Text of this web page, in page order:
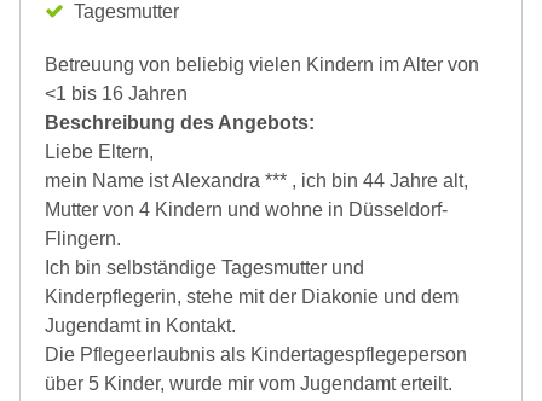
Tagesmutter
Betreuung von beliebig vielen Kindern im Alter von
<1 bis 16 Jahren
Beschreibung des Angebots:
Liebe Eltern,
mein Name ist Alexandra *** , ich bin 44 Jahre alt,
Mutter von 4 Kindern und wohne in Düsseldorf-
Flingern.
Ich bin selbständige Tagesmutter und
Kinderpflegerin, stehe mit der Diakonie und dem
Jugendamt in Kontakt.
Die Pflegeerlaubnis als Kindertagespflegeperson
über 5 Kinder, wurde mir vom Jugendamt erteilt.